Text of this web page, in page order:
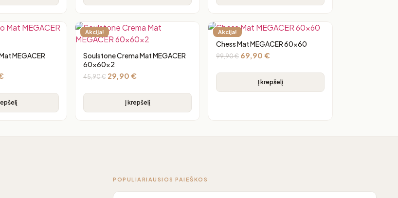
MEGACER
Akcija!
Soulstone Crema Mat MEGACER
60x60x2
45,90€ 29,90 €
Į krepšelį
Akcija!
Chess Mat MEGACER 60×60
99,90€ 69,90 €
Į krepšelį
POPULIARIAUSIOS PAIEŠKOS